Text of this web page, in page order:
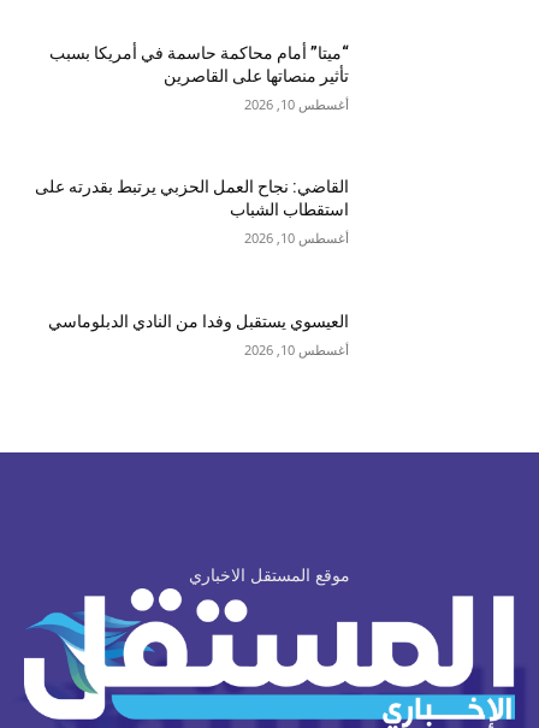
“ميتا” أمام محاكمة حاسمة في أمريكا بسبب
تأثير منصاتها على القاصرين
أغسطس 10, 2026
القاضي: نجاح العمل الحزبي يرتبط بقدرته على
استقطاب الشباب
أغسطس 10, 2026
العيسوي يستقبل وفدا من النادي الدبلوماسي
أغسطس 10, 2026
موقع المستقل الاخباري